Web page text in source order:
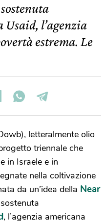
Usaid, l’agenzia
estrema. Le
letteralmente olio
triennale che
in Israele e in
nella coltivazione
da un’idea della Near
, l’agenzia americana